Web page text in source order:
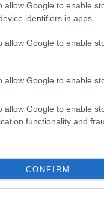
allow Google to enable
identifiers in apps.
allow Google to enable
allow Google to enable
allow Google to enable
functionality and
CONFIRM
10:47:01